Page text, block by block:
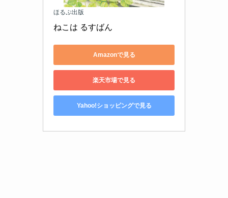
ほるぷ出版
ねこは るすばん
Amazonで見る
楽天市場で見る
Yahoo!ショッピングで見る